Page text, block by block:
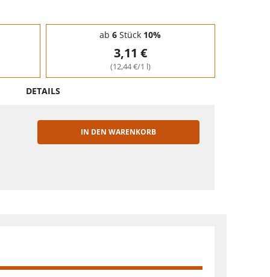
ab 6 Stück 10%
3,11 €
(12,44 €/1 l)
DETAILS
IN DEN WARENKORB